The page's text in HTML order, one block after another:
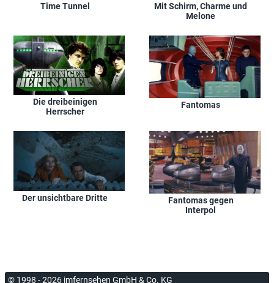
Time Tunnel
Mit Schirm, Charme und
Melone
Die dreibeinigen
Herrscher
Fantomas
Der unsichtbare Dritte
Fantomas gegen
Interpol
© 1998 - 2026 imfernsehen GmbH & Co. KG